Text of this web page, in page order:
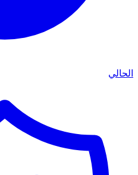
الحالي